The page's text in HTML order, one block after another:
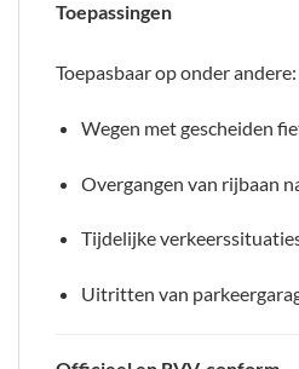
Toepassingen
Toepasbaar op onder andere:
Wegen met gescheiden
Overgangen van rijbaan
Tijdelijke
Uitritten van